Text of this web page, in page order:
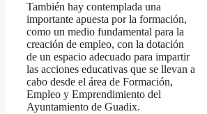
También hay contemplada una
importante apuesta por la formación,
como un medio fundamental para la
creación de empleo, con la dotación
de un espacio adecuado para impartir
las acciones educativas que se llevan a
cabo desde el área de Formación,
Empleo y Emprendimiento del
Ayuntamiento de Guadix.